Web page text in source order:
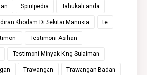
Spiritpedia Tahukah anda
Khodam Di Sekitar Manusia te
Testimoni Asihan
Testimoni Minyak King Sulaiman
Trawangan Trawangan Badan